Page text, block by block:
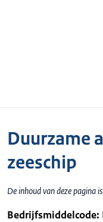
Duurzame
zeeschip
De inhoud van deze pagina
Bedrijfsmiddelcode: